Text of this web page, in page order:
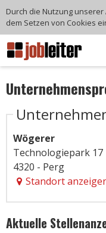
Wögerer
Technologiepark 17
4320 - Perg
Standort
Aktuelle
Durch die Nutzung
dem Setzen von Cookies